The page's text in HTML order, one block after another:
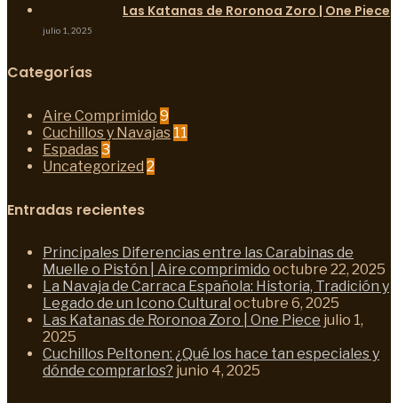
Las Katanas de Roronoa Zoro | One Piece
julio 1, 2025
Categorías
Aire Comprimido 9
Cuchillos y Navajas 11
Espadas3
Uncategorized 2
Entradas recientes
Principales Diferencias entre las Carabinas de
Muelle o Pistón | Aire comprimido octubre 22, 2025
La Navaja de Carraca Española: Historia, Tradición y
Legado de un Icono Cultural octubre 6, 2025
Las Katanas de Roronoa Zoro | One Piece julio 1,
2025
Cuchillos Peltonen: ¿Qué los hace tan especiales y
dónde comprarlos? junio 4, 2025